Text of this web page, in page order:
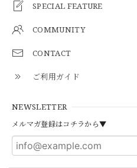
SPECIAL FEATURE
COMMUNITY
CONTACT
ご利用ガイド
NEWSLETTER
メルマガ登録はコチラから▼